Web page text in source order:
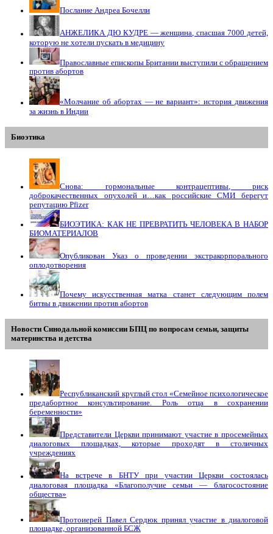
Послание Андреа Бочелли
АНЖЕЛИКА ДЮ КУДРЕ — женщина, спасшая 7000 детей,
которую не хотели пускать в медицину
Православные епископы Британии выступили с обращением
против абортов
«Молчание об абортах — не вариант»: история движения
за жизнь в Индии
Биоэтика
Снова: гормональные контрацептивы, риск
доброкачественных опухолей и…как российские СМИ берегут
репутацию Pfizer
БИОЭТИКА: КАК НЕ ПРЕВРАТИТЬ ЧЕЛОВЕКА В НАБОР
БИОМАТЕРИАЛОВ
Опубликован Указ о проведении экстракорпорального
оплодотворения
Почему искусственная матка станет следующим полем
битвы в движении против абортов
Новости Синодальной комиссии БПЦ по вопросам семьи, защиты
материнства и детства
Республиканский круглый стол «Семейное психологическое
предабортное консультирование. Роль отца в сохранении
беременности»
Представители Церкви принимают участие в просемейных
диалоговых площадках, которые проходят в столичных
учреждениях
На встрече в БНТУ при участии Церкви состоялась
диалоговая площадка «Благополучие семьи — благосостояние
общества»
Протоиерей Павел Сердюк принял участие в диалоговой
площадке, организованной БСЖ